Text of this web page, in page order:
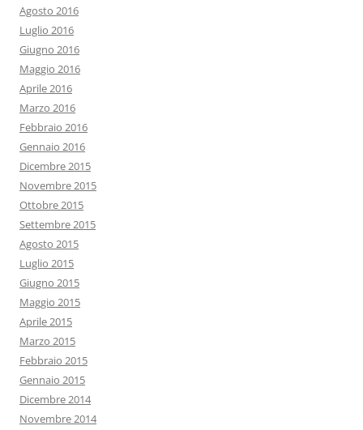
Agosto 2016
Luglio 2016
Giugno 2016
Maggio 2016
Aprile 2016
Marzo 2016
Febbraio 2016
Gennaio 2016
Dicembre 2015
Novembre 2015
Ottobre 2015
Settembre 2015
Agosto 2015
Luglio 2015
Giugno 2015
Maggio 2015
Aprile 2015
Marzo 2015
Febbraio 2015
Gennaio 2015
Dicembre 2014
Novembre 2014